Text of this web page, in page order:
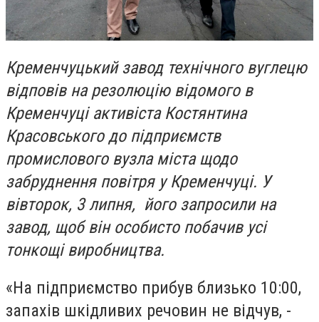
Кременчуцький завод технічного вуглецю
відповів на резолюцію відомого в
Кременчуці активіста Костянтина
Красовського до підприємств
промислового вузла міста щодо
забруднення повітря у Кременчуці. У
вівторок, 3 липня, його запросили на
завод, щоб він особисто побачив усі
тонкощі виробництва.
«На підприємство прибув близько 10:00,
запахів шкідливих речовин не відчув, -